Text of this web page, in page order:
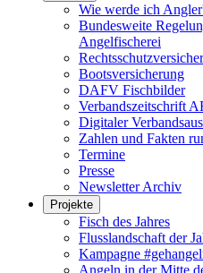
Wie werde ich
Bundesweite
Angelfischerei
Bootsversicherung
DAFV Fischbilder
Verbandszeitschrift
Digitaler
Zahlen und Fakten
Termine
Presse
Newsletter Archiv
Projekte
Fisch des Jahres
Flusslandschaft der
Kampagne
Angeln in der Mitte